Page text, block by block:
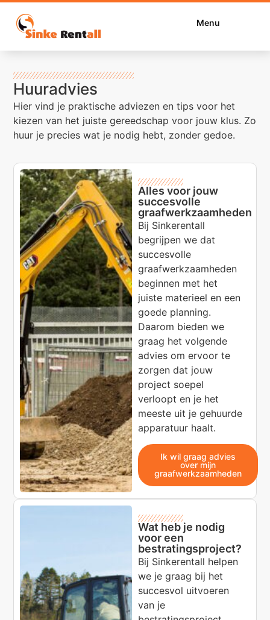
Menu
Huuradvies
Hier vind je praktische adviezen en tips voor het
kiezen van het juiste gereedschap voor jouw klus. Zo
huur je precies wat je nodig hebt, zonder gedoe.
Alles voor jouw
succesvolle
graafwerkzaamheden
Bij Sinkerentall
begrijpen we dat
succesvolle
graafwerkzaamheden
beginnen met het
juiste materieel en een
goede planning.
Daarom bieden we
graag het volgende
advies om ervoor te
zorgen dat jouw
project soepel
verloopt en je het
meeste uit je gehuurde
apparatuur haalt.
Ik wil graag advies
over mijn
graafwerkzaamheden
Wat heb je nodig
voor een
bestratingsproject?
Bij Sinkerentall helpen
we je graag bij het
succesvol uitvoeren
van je